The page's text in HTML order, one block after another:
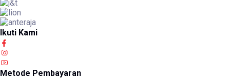
Ikuti Kami
Metode Pembayaran